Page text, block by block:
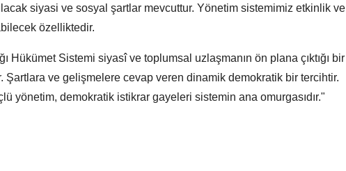
siyasi ve sosyal şartlar mevcuttur. Yönetim sistemimiz etkinlik ve
özelliktedir.
Hükümet Sistemi siyasî ve toplumsal uzlaşmanın ön plana çıktığı bir
Şartlara ve gelişmelere cevap veren dinamik demokratik bir tercihtir.
yönetim, demokratik istikrar gayeleri sistemin ana omurgasıdır."